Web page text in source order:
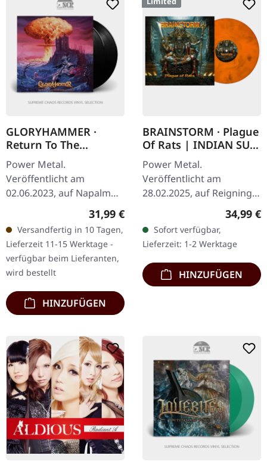
GLORYHAMMER ·
Return To The
Kingdom Of Fife |
BLACK 2LP
Power Metal.
Veröffentlicht am
02.06.2023, auf Napalm
Records. Schwarzes
Doppel-Vinyl im Gatefold-
Cover. Gloryhammer
kehren mit ihrem bisher…
Regulärer Preis:
31,99 €
Versandfertig in 10 Tagen,
Lieferzeit 11-15 Werktage -
verfügbar beim Lieferanten,
wird bestellt
HINZUFÜGEN
BRAINSTORM · Plague
Of Rats | INDIAN SUN
MARBLED LP
Power Metal.
Veröffentlicht am
28.02.2025, auf Reigning
Phoenix Music. Limitiert
auf 700 Exemplare auf
orange-schwarz
marmoriertem Vinyl, ein…
34,99 €
Sofort verfügbar,
Lieferzeit: 1-2 Werktage
HINZUFÜGEN